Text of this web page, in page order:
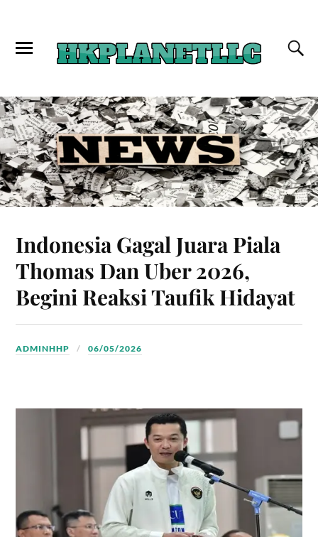
Indonesia Gagal Juara Piala
Thomas Dan Uber 2026,
Begini Reaksi Taufik Hidayat
ADMINHHP 06/05/2026